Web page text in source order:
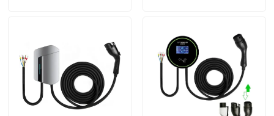
会社案内
品質管理